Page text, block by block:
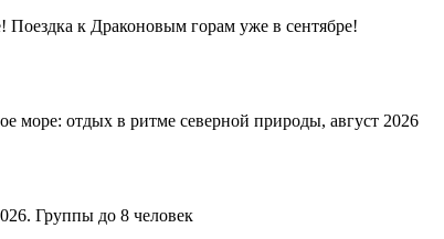
к Драконовым горам уже в сентябре!
море: отдых в ритме северной природы, август 2026
Группы до 8 человек